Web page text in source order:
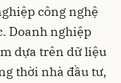
công nghệ
Doanh nghiệp
dựa trên dữ liệu
thời nhà đầu tư,